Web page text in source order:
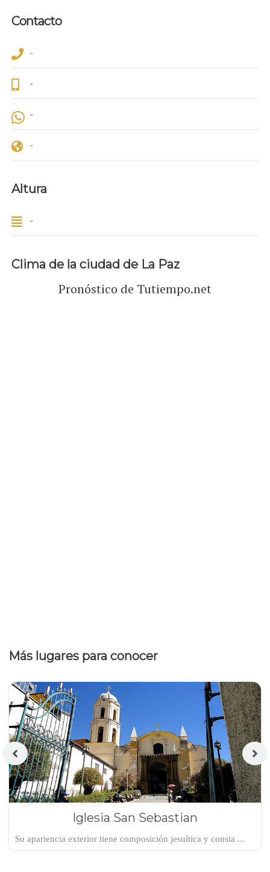
Contacto
-
-
-
-
Altura
-
Clima de la ciudad de La Paz
Pronóstico de Tutiempo.net
Más lugares para conocer
Iglesia San Sebastian
Su apariencia exterior tiene composición jesuítica y consta ...